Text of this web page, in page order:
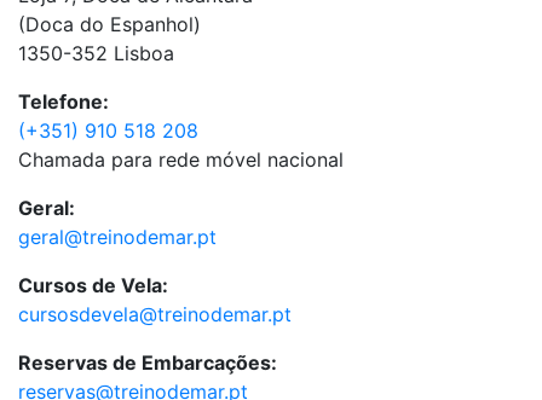
(Doca do Espanhol)
1350-352 Lisboa
Telefone:
(+351) 910 518 208
Chamada para rede móvel nacional
Geral:
geral@treinodemar.pt
Cursos de Vela:
cursosdevela@treinodemar.pt
Reservas de Embarcações:
reservas@treinodemar.pt